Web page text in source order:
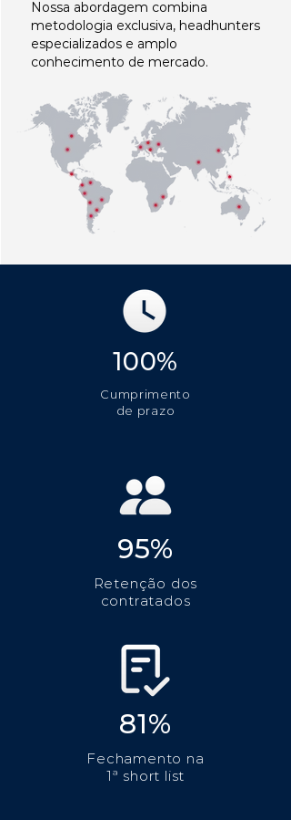
Nossa abordagem combina
metodologia exclusiva, headhunters
especializados e amplo
conhecimento de mercado.
100%
Cumprimento
de prazo
95%
Retenção dos
contratados
81%
Fechamento na
1ª short list